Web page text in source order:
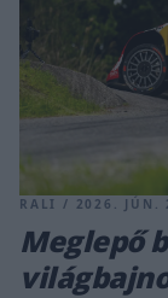
RALI / 2026. JÚN.
Meglepő